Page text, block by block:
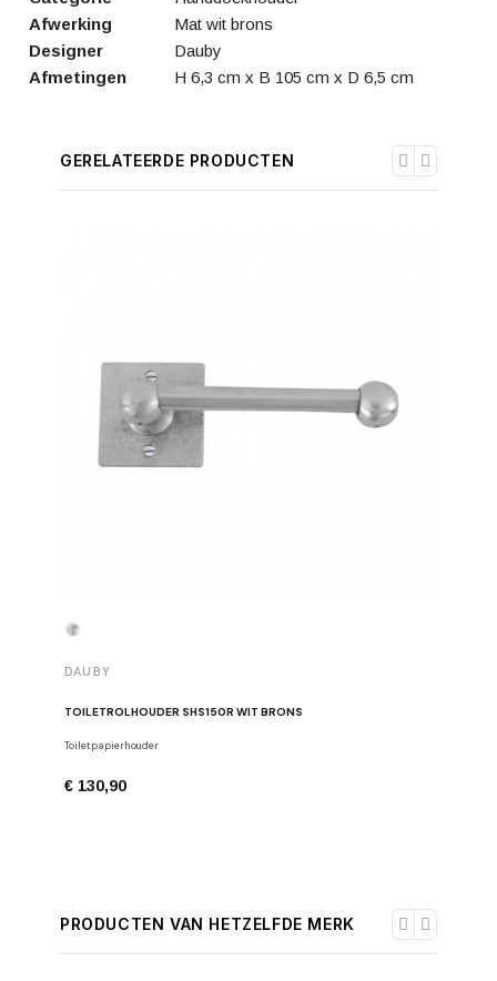
Afwerking
Mat wit brons
Designer
Dauby
Afmetingen
H 6,3 cm x B 105 cm x D 6,5 cm
GERELATEERDE PRODUCTEN
DAUBY
TOILETROLHOUDER SHS150R WIT BRONS
Toiletpapierhouder
€ 130,90
PRODUCTEN VAN HETZELFDE MERK